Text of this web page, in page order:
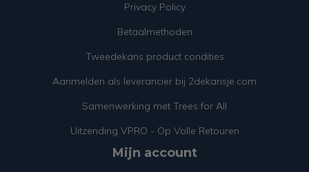
Privacy Policy
Betaalmethoden
Tweedekans product condities
Aanmelden als leverancier bij 2dekansje.com
Samenwerking met Trees for All
Uitzending VPRO - Op Volle Retouren
Mijn account